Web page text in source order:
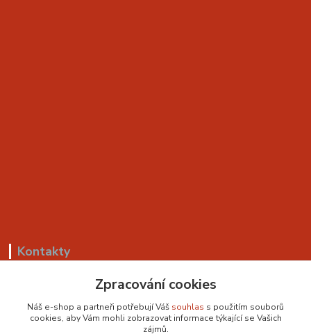
Kontakty
+420 799 530 549
sedackyvysocina@seznam.cz
Zpracování cookies
Náš e-shop a partneři potřebují Váš souhlas s použitím souborů
cookies, aby Vám mohli zobrazovat informace týkající se Vašich
zájmů.